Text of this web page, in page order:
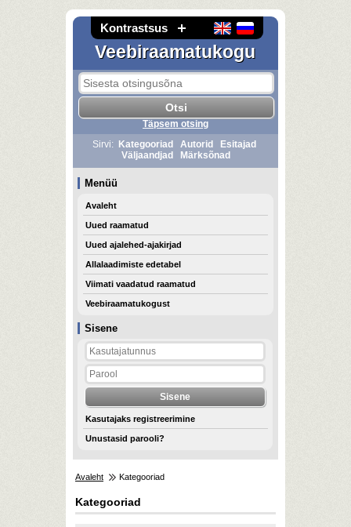
Kontrastsus
Veebiraamatukogu
Sisene
Kasutajaks registreerimine
Unustasid parooli?
Täpsem otsing
Sirvi:
Kategooriad Autorid
Esitajad
Väljaandjad
Märksõnad
Menüü
Avaleht
Uued raamatud
Uued ajalehed-ajakirjad
Allalaadimiste edetabel
Viimati vaadatud raamatud
Veebiraamatukogust
Avaleht Kategooriad
Kategooriad